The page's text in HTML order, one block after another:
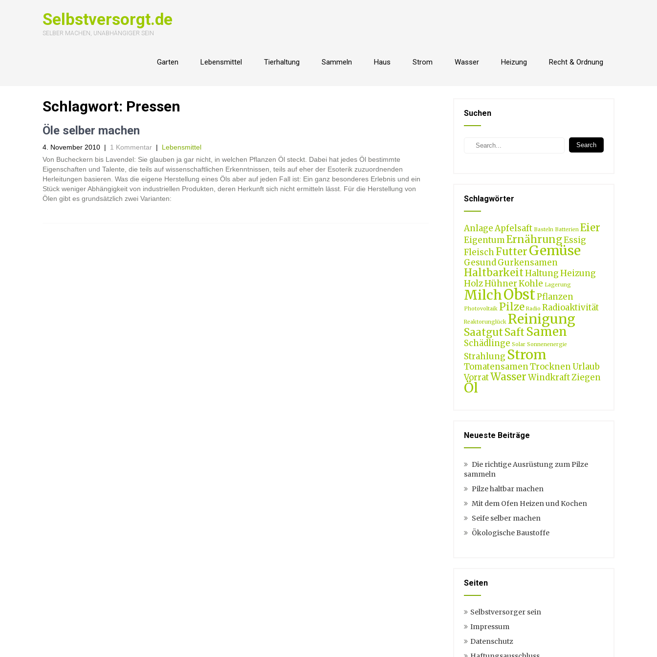
Selbstversorgt.de
SELBER MACHEN, UNABHÄNGIGER SEIN
Garten Lebensmittel Tierhaltung Sammeln Haus Strom Wasser Heizung Recht & Ordnung
Schlagwort: Pressen
Öle selber machen
4. November 2010 | 1 Kommentar | Lebensmittel
Von Bucheckern bis Lavendel: Sie glauben ja gar nicht, in welchen Pflanzen Öl steckt. Dabei hat jedes Öl bestimmte
Eigenschaften und Talente, die teils auf wissenschaftlichen Erkenntnissen, teils auf eher der Esoterik zuzuordnenden
Herleitungen basieren. Was die eigene Herstellung eines Öls aber auf jeden Fall ist: Ein ganz besonderes Erlebnis und ein
Stück weniger Abhängigkeit von industriellen Produkten, deren Herkunft sich nicht ermitteln lässt. Für die Herstellung von
Ölen gibt es grundsätzlich zwei Varianten:
Suchen
Search
Schlagwörter
AnlageApfelsaft Basteln Batterien Eier
EigentumErnährungEssig
FleischFutterGemüse
GesundGurkensamen
HaltbarkeitHaltungHeizung
HolzHühnerKohle Lagerung
MilchObstPflanzen
Photovoltaik Pilze Radio Radioaktivität
Reaktorunglück Reinigung
SaatgutSaftSamen
Schädlinge Solar Sonnenenergie
Strahlung Strom
TomatensamenTrocknenUrlaub
VorratWasserWindkraftZiegen
Öl
Neueste Beiträge
Die richtige Ausrüstung zum Pilze
sammeln
Pilze haltbar machen
Mit dem Ofen Heizen und Kochen
Seife selber machen
Ökologische Baustoffe
Seiten
Selbstversorger sein
Impressum
Datenschutz